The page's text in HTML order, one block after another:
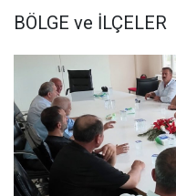
BÖLGE ve İLÇELER